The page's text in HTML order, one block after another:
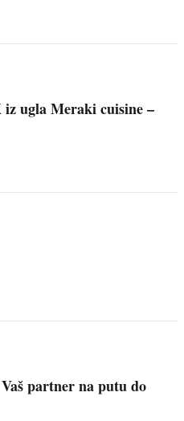
iz ugla Meraki cuisine –
partner na putu do